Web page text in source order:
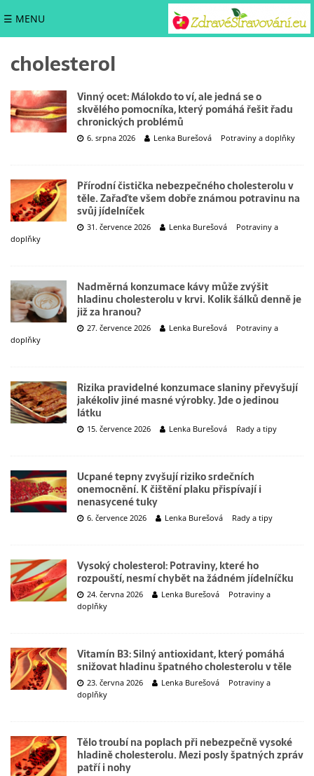
☰ MENU
cholesterol
Vinný ocet: Málokdo to ví, ale jedná se o
skvělého pomocníka, který pomáhá řešit řadu
chronických problémů
6. srpna 2026 Lenka Burešová Potraviny a doplňky
Přírodní čistička nebezpečného cholesterolu v
těle. Zařaďte všem dobře známou potravinu na
svůj jídelníček
31. července 2026 Lenka Burešová
Potraviny a
doplňky
Nadměrná konzumace kávy může zvýšit
hladinu cholesterolu v krvi. Kolik šálků denně je
již za hranou?
27. července 2026 Lenka Burešová
Potraviny a
doplňky
Rizika pravidelné konzumace slaniny převyšují
jakékoliv jiné masné výrobky. Jde o jedinou
látku
15. července 2026 Lenka Burešová Rady a tipy
Ucpané tepny zvyšují riziko srdečních
onemocnění. K čištění plaku přispívají i
nenasycené tuky
6. července 2026 Lenka Burešová Rady a tipy
Vysoký cholesterol: Potraviny, které ho
rozpouští, nesmí chybět na žádném jídelníčku
24. června 2026 Lenka Burešová
Potraviny a
doplňky
Vitamín B3: Silný antioxidant, který pomáhá
snižovat hladinu špatného cholesterolu v těle
23. června 2026 Lenka Burešová
Potraviny a
doplňky
Tělo troubí na poplach při nebezpečně vysoké
hladině cholesterolu. Mezi posly špatných zpráv
patří i nohy